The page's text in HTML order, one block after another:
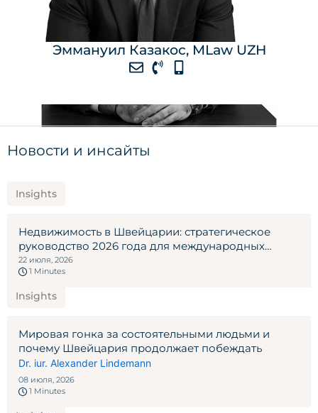
Эммануил Казакос, MLaw UZH
Новости и инсайты
Insights
Недвижимость в Швейцарии: стратегическое
руководство 2026 года для международных
инвесторов
22 июля, 2026
1 Minutes
Insights
Мировая гонка за состоятельными людьми и
почему Швейцария продолжает побеждать
Dr. iur. Alexander Lindemann
08 июля, 2026
1 Minutes